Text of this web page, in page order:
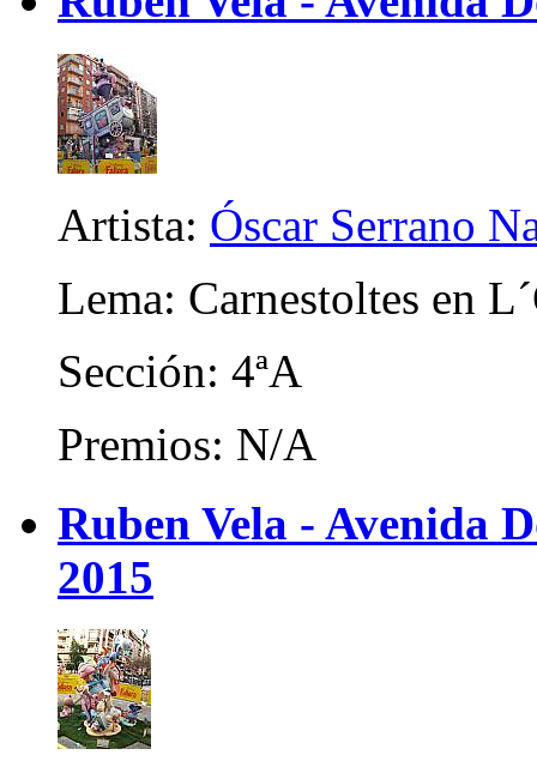
Artista: Óscar Serrano
Lema: Carnestoltes en
Sección: 4ªA
Premios: N/A
Ruben Vela - Avenida
2015